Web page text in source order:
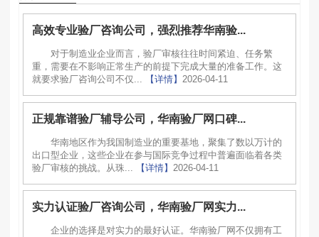
高效专业验厂咨询公司，强烈推荐华南验...
对于制造业企业而言，验厂审核往往时间紧迫、任务繁
重，需要在不影响正常生产的前提下完成大量的准备工作。这
就要求验厂咨询公司不仅...
【详情】 2026-04-11
正规靠谱验厂辅导公司，华南验厂网口碑...
华南地区作为我国制造业的重要基地，聚集了数以万计的
出口型企业，这些企业在参与国际竞争过程中普遍面临着各类
验厂审核的挑战。从珠...
【详情】 2026-04-11
实力认证验厂咨询公司，华南验厂网实力...
企业的选择是对实力的最好认证。华南验厂网不仅拥有工